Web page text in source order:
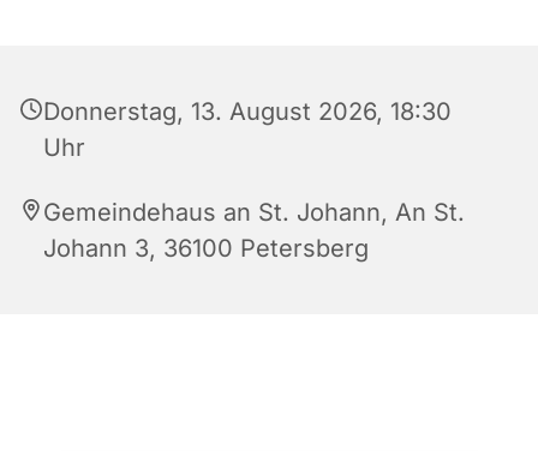
Donnerstag, 13. August 2026, 18:30
Uhr
Gemeindehaus an St. Johann, An St.
Johann 3, 36100 Petersberg